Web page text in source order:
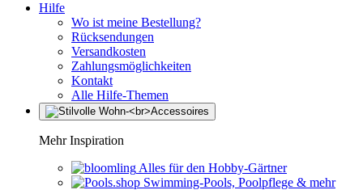
Hilfe
Wo ist meine Bestellung?
Rücksendungen
Versandkosten
Zahlungsmöglichkeiten
Kontakt
Alle Hilfe-Themen
Mehr Inspiration
Alles für den Hobby-Gärtner
Swimming-Pools, Poolpflege & mehr